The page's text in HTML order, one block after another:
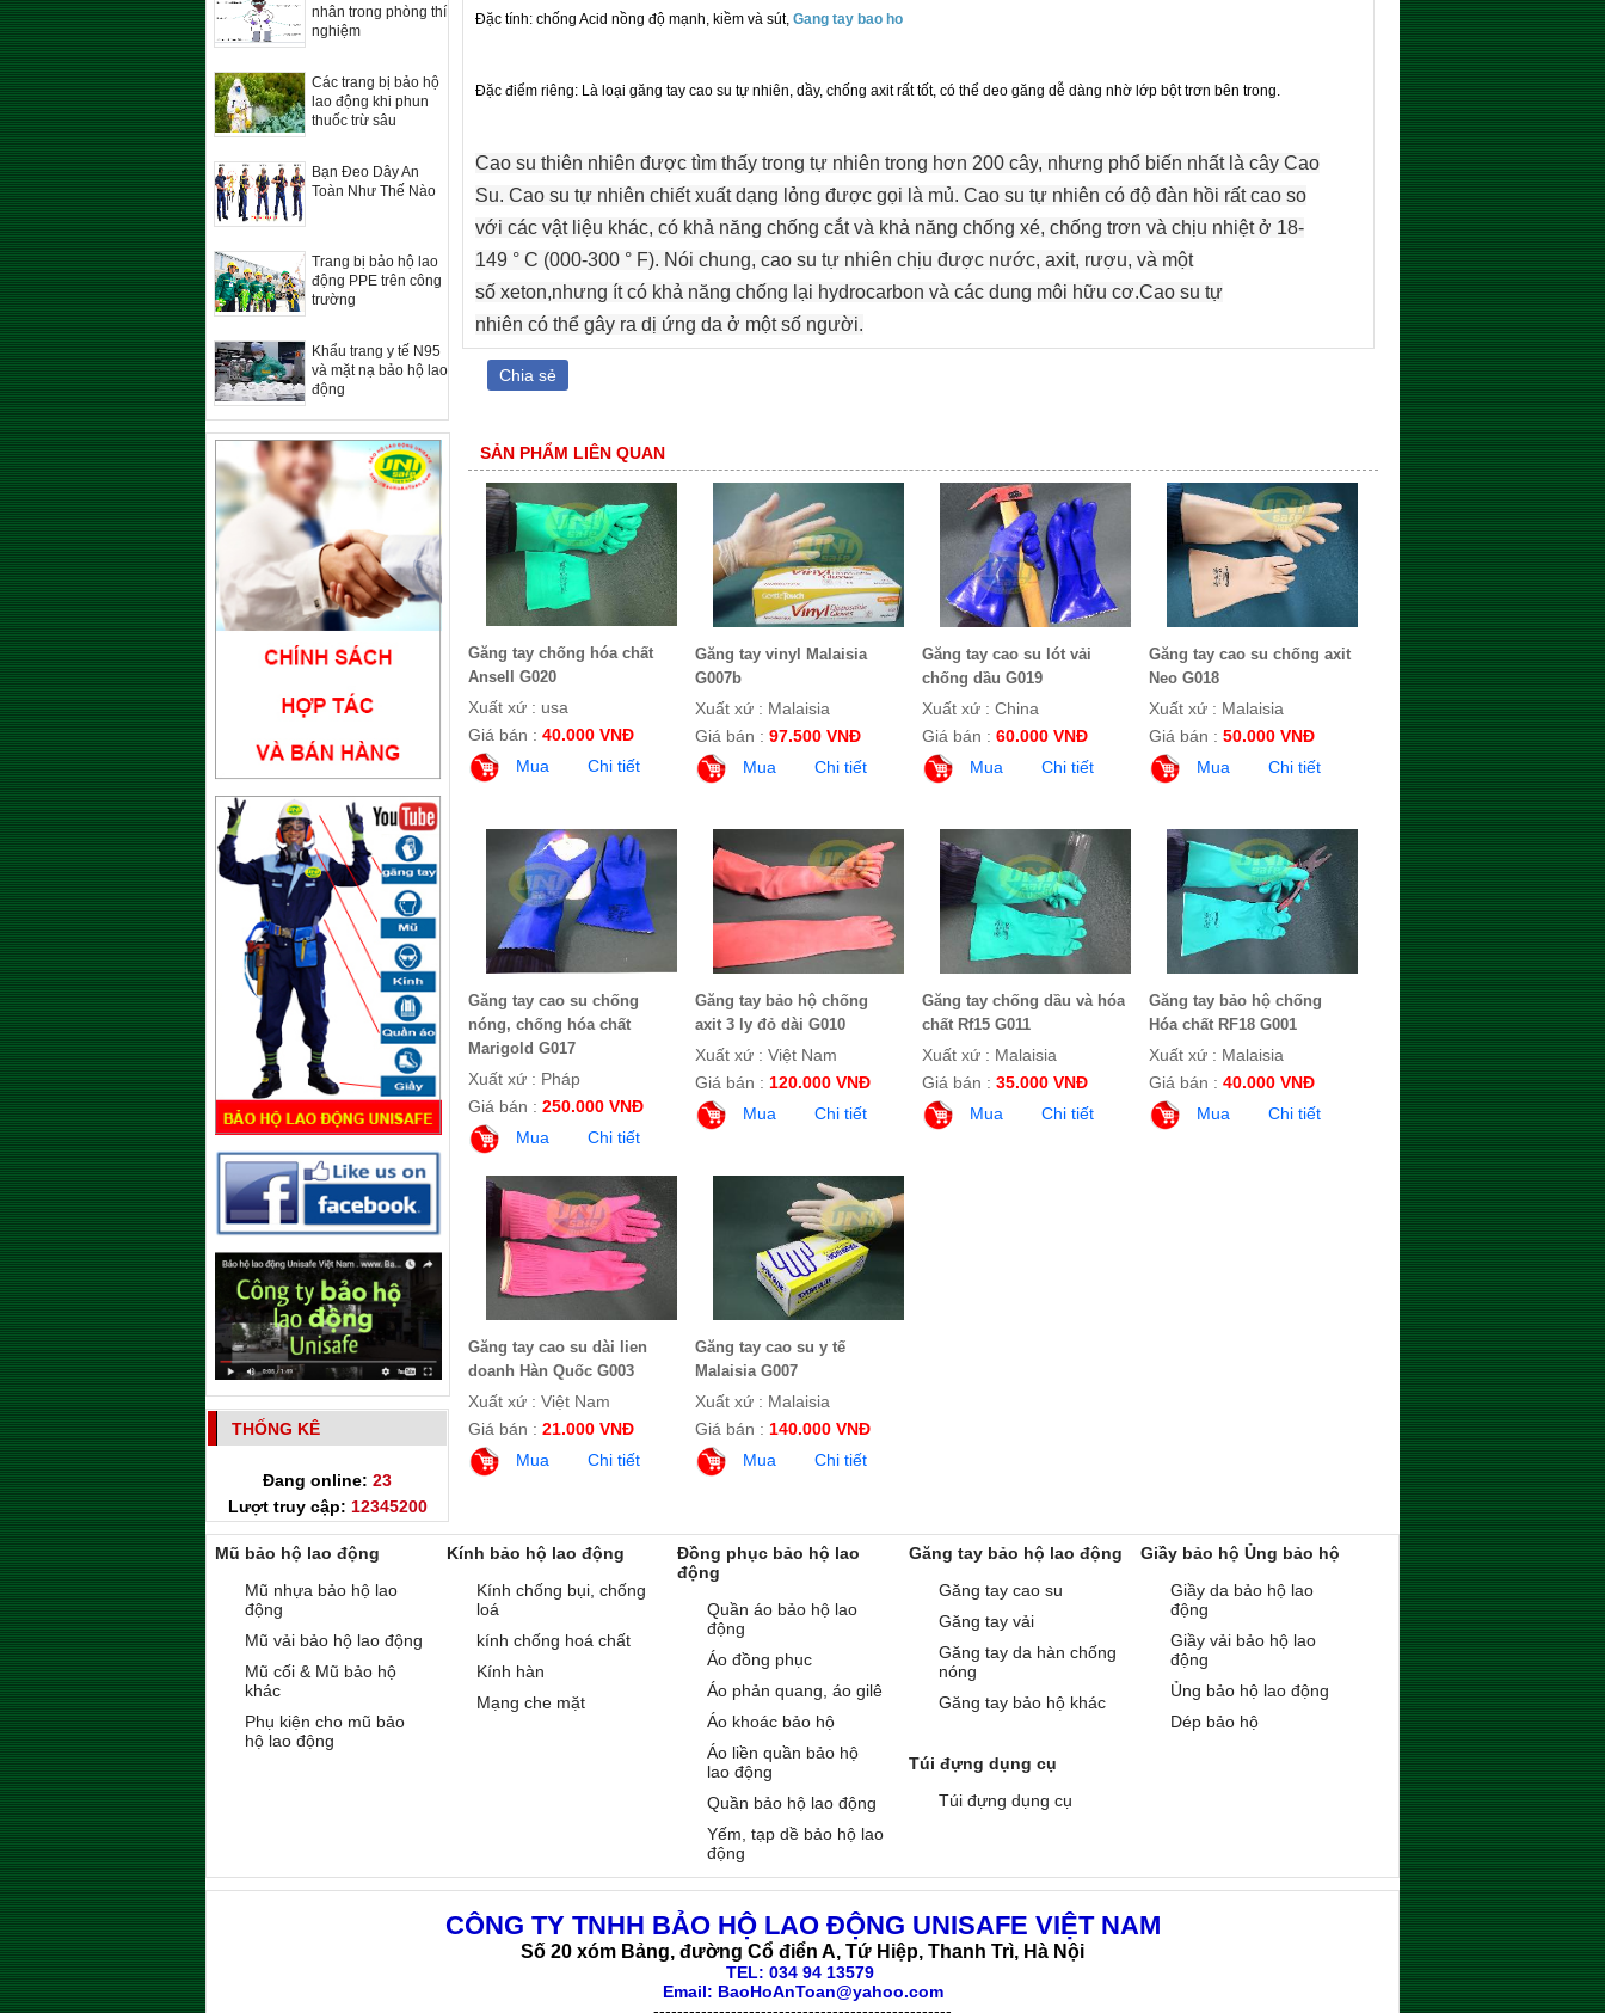
nhân trong phòng thí
nghiệm
Các trang bị bảo hộ
lao động khi phun
thuốc trừ sâu
Bạn Đeo Dây An
Toàn Như Thế Nào
Trang bị bảo hộ lao
động PPE trên công
trường
Khẩu trang y tế N95
và mặt nạ bảo hộ lao
động
THỐNG KÊ
Đang online: 23
Lượt truy cập: 12345200
Đặc tính: chống Acid nồng độ mạnh, kiềm và sút, Gang tay bao ho
Đặc điểm riêng: Là loại găng tay cao su tự nhiên, dầy, chống axit rất tốt, có thể deo găng dễ dàng nhờ lớp bột trơn bên trong.
Cao su thiên nhiên được tìm thấy trong tự nhiên trong hơn 200 cây, nhưng phổ biến nhất là cây Cao
Su. Cao su tự nhiên chiết xuất dạng lỏng được gọi là mủ. Cao su tự nhiên có độ đàn hồi rất cao so
với các vật liệu khác, có khả năng chống cắt và khả năng chống xé, chống trơn và chịu nhiệt ở 18-
149 ° C (000-300 ° F). Nói chung, cao su tự nhiên chịu được nước, axit, rượu, và một
số xeton,nhưng ítcó khả năng chống lại hydrocarbon và các dung môi hữu cơ.Cao su tự
nhiên có thể gây ra dị ứng da ở một số người.
Chia sẻ
SẢN PHẨM LIÊN QUAN
Găng tay chống hóa chất
Ansell G020
Xuất xứ : usa
Giá bán : 40.000 VNĐ
Mua
Chi tiết
Găng tay vinyl Malaisia
G007b
Xuất xứ : Malaisia
Giá bán : 97.500 VNĐ
Mua
Chi tiết
Găng tay cao su lót vải
chống dầu G019
Xuất xứ : China
Giá bán : 60.000 VNĐ
Mua
Chi tiết
Găng tay cao su chống axit
Neo G018
Xuất xứ : Malaisia
Giá bán : 50.000 VNĐ
Mua
Chi tiết
Găng tay cao su chống
nóng, chống hóa chất
Marigold G017
Xuất xứ : Pháp
Giá bán : 250.000 VNĐ
Mua
Chi tiết
Găng tay bảo hộ chống
axit 3 ly đỏ dài G010
Xuất xứ : Việt Nam
Giá bán : 120.000 VNĐ
Mua
Chi tiết
Găng tay chống dầu và hóa
chất Rf15 G011
Xuất xứ : Malaisia
Giá bán : 35.000 VNĐ
Mua
Chi tiết
Găng tay bảo hộ chống
Hóa chất RF18 G001
Xuất xứ : Malaisia
Giá bán : 40.000 VNĐ
Mua
Chi tiết
Găng tay cao su dài lien
doanh Hàn Quốc G003
Xuất xứ : Việt Nam
Giá bán : 21.000 VNĐ
Mua
Chi tiết
Găng tay cao su y tế
Malaisia G007
Xuất xứ : Malaisia
Giá bán : 140.000 VNĐ
Mua
Chi tiết
Mũ bảo hộ lao động
Mũ nhựa bảo hộ lao
động
Mũ vải bảo hộ lao động
Mũ cối & Mũ bảo hộ
khác
Phụ kiện cho mũ bảo
hộ lao động
Kính bảo hộ lao động
Kính chống bụi, chống
loá
kính chống hoá chất
Kính hàn
Mạng che mặt
Đồng phục bảo hộ lao
động
Quần áo bảo hộ lao
động
Áo đồng phục
Áo phản quang, áo gilê
Áo khoác bảo hộ
Áo liền quần bảo hộ
lao động
Quần bảo hộ lao động
Yếm, tạp dề bảo hộ lao
động
Găng tay bảo hộ lao động
Găng tay cao su
Găng tay vải
Găng tay da hàn chống
nóng
Găng tay bảo hộ khác
Giầy bảo hộ Ủng bảo hộ
Giầy da bảo hộ lao
động
Giầy vải bảo hộ lao
động
Ủng bảo hộ lao động
Dép bảo hộ
Túi đựng dụng cụ
Túi đựng dụng cụ
CÔNG TY TNHH BẢO HỘ LAO ĐỘNG UNISAFE VIỆT NAM
Số 20 xóm Bảng, đường Cổ điển A, Tứ Hiệp, Thanh Trì, Hà Nội
TEL: 034 94 13579
Email: BaoHoAnToan@yahoo.com